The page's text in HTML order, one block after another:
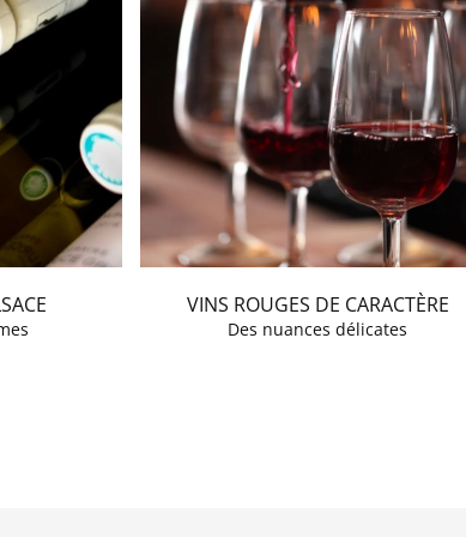
VINS ROUGES DE CARACTÈRE
Des nuances délicates